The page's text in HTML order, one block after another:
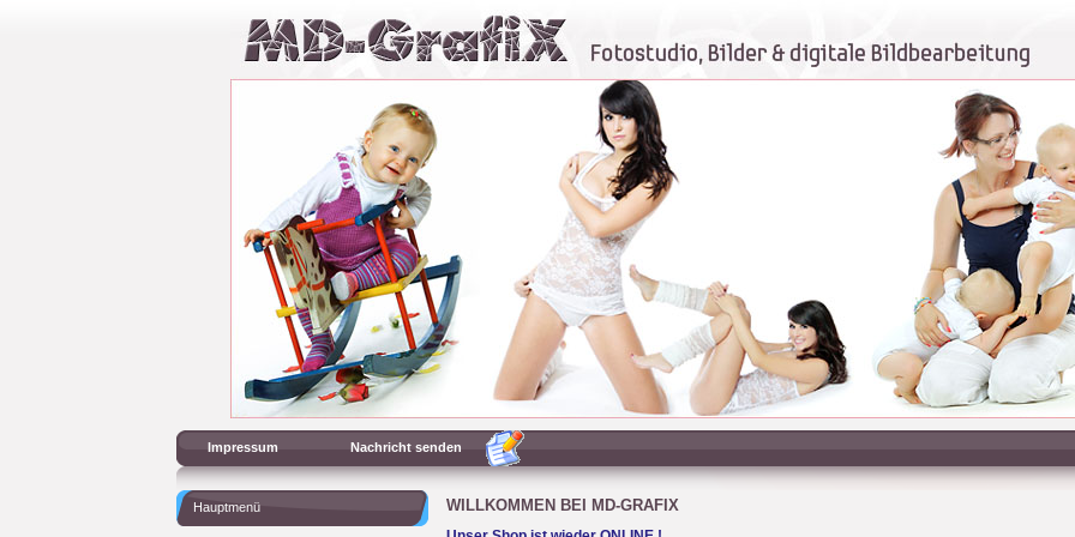
Impressum Nachricht senden
Hauptmenü WILLKOMMEN BEI MD-GRAFIX